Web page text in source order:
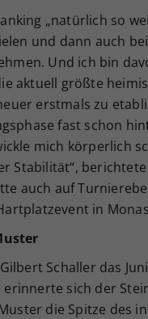
„natürlich so
und dann auch
Und ich bin
aktuell größte
erstmals zu
fast schon
mich körperlich
Stabilität“,
auch auf
in
Schaller das
sich der
die Spitze des